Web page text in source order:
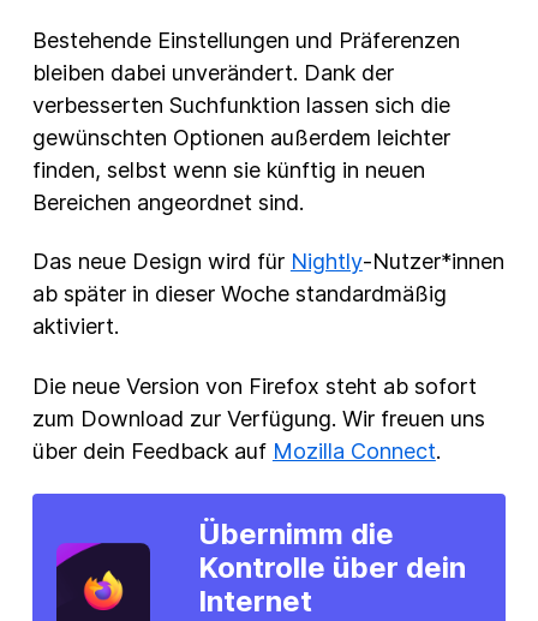
Bestehende Einstellungen und Präferenzen
bleiben dabei unverändert. Dank der
verbesserten Suchfunktion lassen sich die
gewünschten Optionen außerdem leichter
finden, selbst wenn sie künftig in neuen
Bereichen angeordnet sind.
Das neue Design wird für Nightly-Nutzer*innen
ab später in dieser Woche standardmäßig
aktiviert.
Die neue Version von Firefox steht ab sofort
zum Download zur Verfügung. Wir freuen uns
über dein Feedback auf Mozilla Connect.
Übernimm die
Kontrolle über dein
Internet